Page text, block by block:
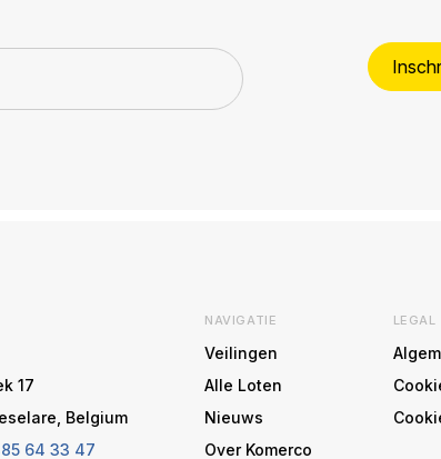
17
Belgium
64 33 47
NAVIGATIE
Veilingen
Alle Loten
Nieuws
Over Komerco
LEGAL